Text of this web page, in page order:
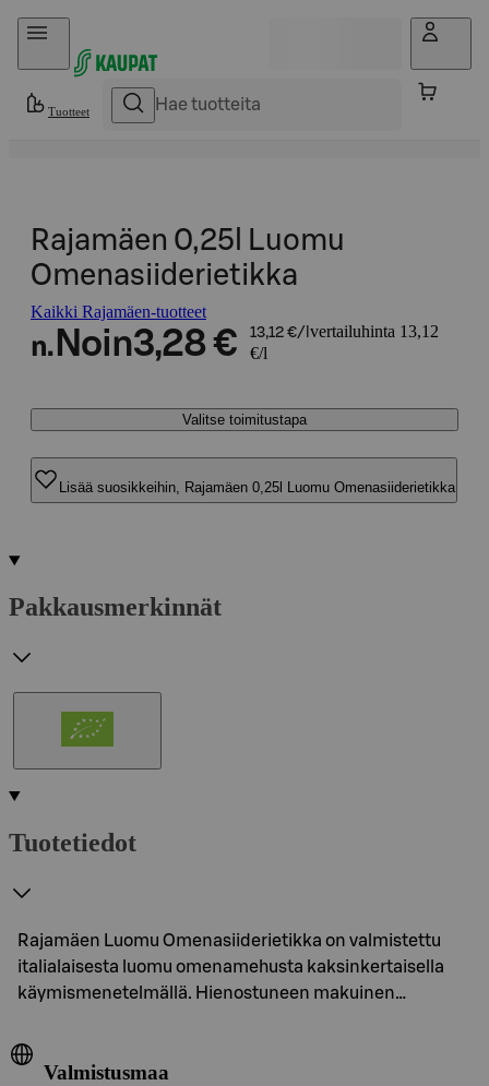
Hyppää sisältöön
Tuotteet
Rajamäen 0,25l Luomu
Omenasiiderietikka
Kaikki Rajamäen-tuotteet
n. Noin3,28 € 13,12 €/l vertailuhinta 13,12
€/l
Valitse toimitustapa
Lisää suosikkeihin, Rajamäen 0,25l Luomu Omenasiiderietikka
Pakkausmerkinnät
Tuotetiedot
Rajamäen Luomu Omenasiiderietikka on valmistettu
italialaisesta luomu omenamehusta kaksinkertaisella
käymismenetelmällä. Hienostuneen makuinen…
Valmistusmaa